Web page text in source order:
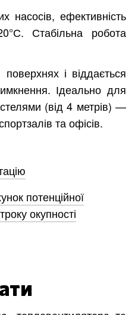
насосів, ефективність
Стабільна робота
і віддається
Ідеально для
(від 4 метрів) —
та офісів.
потенційної
окупності